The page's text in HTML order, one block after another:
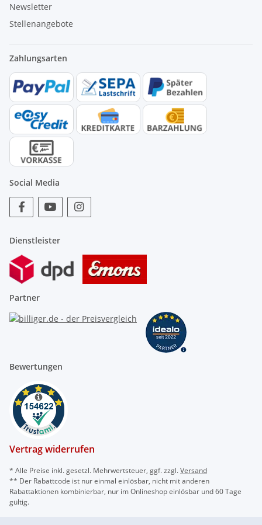
Newsletter
Stellenangebote
Zahlungsarten
Social Media
Dienstleister
Partner
Bewertungen
Vertrag widerrufen
* Alle Preise inkl. gesetzl. Mehrwertsteuer, ggf. zzgl.Versand
** Der Rabattcode ist nur einmal einlösbar, nicht mit anderen
Rabattaktionen kombinierbar, nur im Onlineshop einlösbar und 60 Tage
gültig.